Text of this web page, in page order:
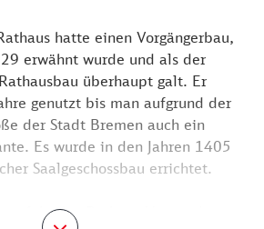
hatte einen Vorgängerbau,
erwähnt wurde und als der
überhaupt galt. Er
genutzt bis man aufgrund der
der Stadt Bremen auch ein
Es wurde in den Jahren 1405
Saalgeschossbau errichtet.
erfuhr das Rathaus Um- und